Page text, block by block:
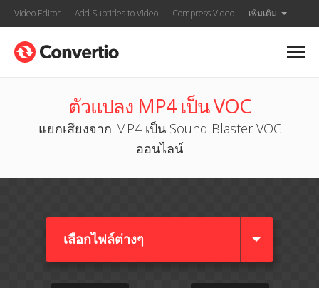
Video Editor Add Subtitles to Video Compress Video เพิ่มเติม
ตัวแปลง MP4 เป็น VOC
แยกเสียงจาก MP4 เป็น Sound Blaster VOC
ออนไลน์
เลือกไฟล์ต่างๆ​